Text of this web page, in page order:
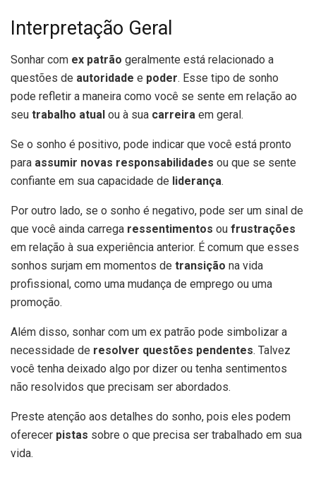
Interpretação Geral
Sonhar com ex patrão geralmente está relacionado a
questões de autoridade e poder. Esse tipo de sonho
pode refletir a maneira como você se sente em relação ao
seu trabalho atual ou à sua carreira em geral.
Se o sonho é positivo, pode indicar que você está pronto
para assumir novas responsabilidades ou que se sente
confiante em sua capacidade de liderança.
Por outro lado, se o sonho é negativo, pode ser um sinal de
que você ainda carrega ressentimentos ou frustrações
em relação à sua experiência anterior. É comum que esses
sonhos surjam em momentos de transição na vida
profissional, como uma mudança de emprego ou uma
promoção.
Além disso, sonhar com um ex patrão pode simbolizar a
necessidade de resolver questões pendentes. Talvez
você tenha deixado algo por dizer ou tenha sentimentos
não resolvidos que precisam ser abordados.
Preste atenção aos detalhes do sonho, pois eles podem
oferecer pistas sobre o que precisa ser trabalhado em sua
vida.